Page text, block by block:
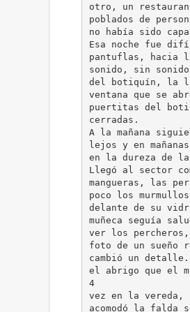
otro, un
poblados de
no había sido
Esa noche fue
pantuflas, hacia
sonido, sin
del botiquín, la
ventana que se
puertitas del
cerradas.
A la mañana
lejos y en
en la dureza de
Llegó al sector
mangueras, las
poco los
delante de su
muñeca seguía
ver los
foto de un sueño
cambió un
el abrigo que el
4
vez en la
acomodó la falda